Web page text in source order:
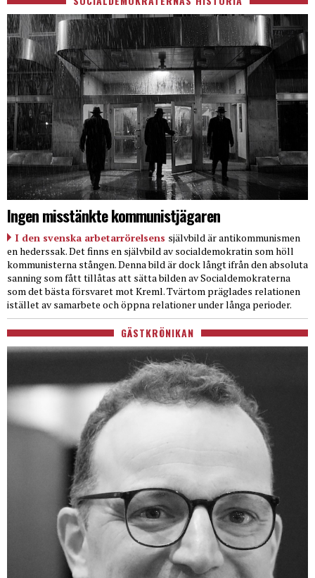
Ingen misstänkte kommunistjägaren
I den svenska arbetarrörelsens självbild är antikommunismen
en hederssak. Det finns en självbild av socialdemokratin som höll
kommunisterna stången. Denna bild är dock långt ifrån den absoluta
sanning som fått tillåtas att sätta bilden av Socialdemokraterna
som det bästa försvaret mot Kreml. Tvärtom präglades relationen
istället av samarbete och öppna relationer under långa perioder.
GÄSTKRÖNIKAN